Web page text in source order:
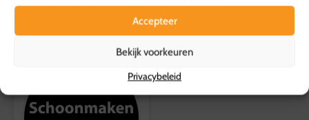
Accepteer
Bekijk voorkeuren
Privacybeleid